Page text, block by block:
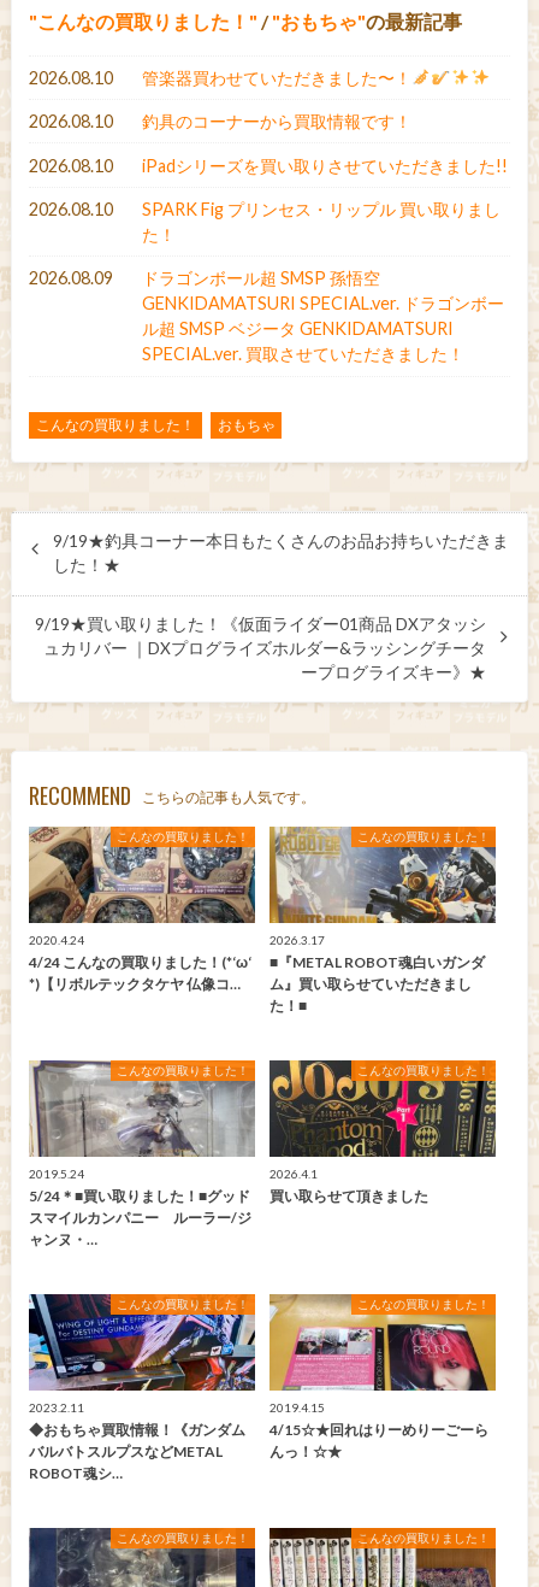
こんなの買取りました！ / おもちゃ の最新記事
2026.08.10 管楽器買わせていただきました〜！
2026.08.10 釣具のコーナーから買取情報です！
2026.08.10 iPadシリーズを買い取りさせていただきました!!
2026.08.10
SPARK Fig プリンセス・リップル 買い取りまし
た！
2026.08.09
ドラゴンボール超 SMSP 孫悟空
GENKIDAMATSURI SPECIAL.ver. ドラゴンボー
ル超 SMSP ベジータ GENKIDAMATSURI
SPECIAL.ver. 買取させていただきました！
こんなの買取りました！ おもちゃ
9/19★釣具コーナー本日もたくさんのお品お持ちいただきま
した！★
9/19★買い取りました！《仮面ライダー01商品 DXアタッシ
ュカリバー ｜DXプログライズホルダー&ラッシングチータ
ープログライズキー》★
RECOMMEND こちらの記事も人気です。
こんなの買取りました！
2020.4.24
4/24 こんなの買取りました！(*‘ω‘
*)【リボルテックタケヤ 仏像コ…
こんなの買取りました！
2026.3.17
■『METAL ROBOT魂白いガンダ
ム』買い取らせていただきまし
た！■
こんなの買取りました！
2019.5.24
5/24＊■買い取りました！■グッド
スマイルカンパニー ルーラー/ジ
ャンヌ・…
こんなの買取りました！
2026.4.1
買い取らせて頂きました
こんなの買取りました！
2023.2.11
◆おもちゃ買取情報！《ガンダム
バルバトスルプスなどMETAL
ROBOT魂シ…
こんなの買取りました！
2019.4.15
4/15☆★回れはりーめりーごーら
んっ！☆★
こんなの買取りました！ こんなの買取りました！